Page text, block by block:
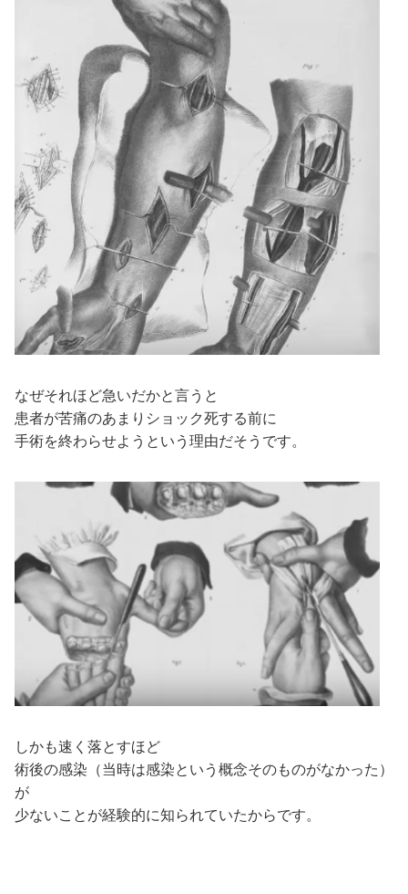
なぜそれほど急いだかと言うと
患者が苦痛のあまりショック死する前に
手術を終わらせようという理由だそうです。
しかも速く落とすほど
術後の感染（当時は感染という概念そのものがなかった）
が
少ないことが経験的に知られていたからです。